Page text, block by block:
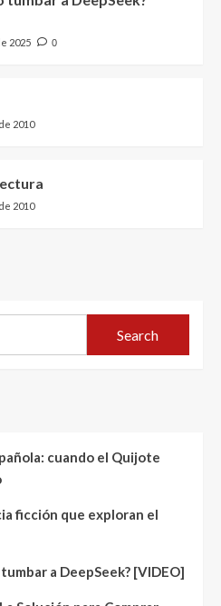
2025 0
2010
2010
Search
cuando el Quijote
ficción que exploran el
a DeepSeek? [VIDEO]